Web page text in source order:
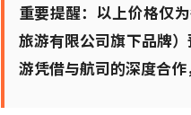
重要提醒：以上价格仅
旅游有限公司旗下品牌
游凭借与航司的深度合